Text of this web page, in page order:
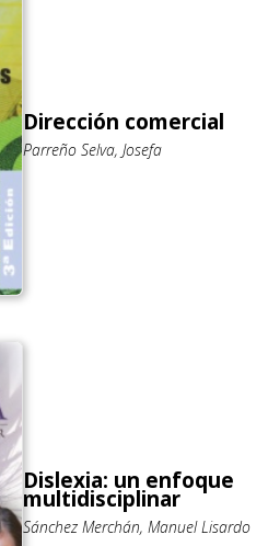
Dirección comercial
Parreño Selva, Josefa
Dislexia: un enfoque
multidisciplinar
Sánchez Merchán, Manuel Lisardo